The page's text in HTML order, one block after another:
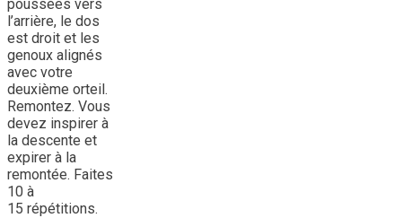
poussées vers
l’arrière, le dos
est droit et les
genoux alignés
avec votre
deuxième orteil.
Remontez. Vous
devez inspirer à
la descente et
expirer à la
remontée. Faites
10 à
15 répétitions.